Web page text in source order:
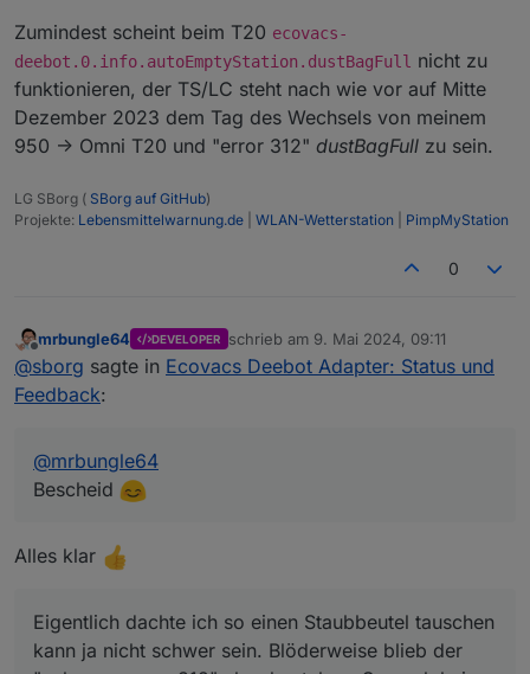
Zumindest scheint beim T20 ecovacs-
deebot.0.info.autoEmptyStation.dustBagFull nicht zu
funktionieren, der TS/LC steht nach wie vor auf Mitte
Dezember 2023 dem Tag des Wechsels von meinem
950 -> Omni T20 und "error 312" dustBagFull zu sein.
LG SBorg ( SBorg auf GitHub)
Projekte: Lebensmittelwarnung.de WLAN-Wetterstation PimpMyStation
0
Offline
mrbungle64 DEVELOPER schrieb am 9. Mai 2024, 09:11
zuletzt editiert von
@sborg sagte in Ecovacs Deebot Adapter: Status und
Feedback:
@mrbungle64
Bescheid
Alles klar
Eigentlich dachte ich so einen Staubbeutel tauschen
kann ja nicht schwer sein. Blöderweise blieb der